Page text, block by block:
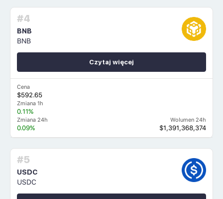
#4
BNB
BNB
Cena
$592.65
Zmiana 1h
0.11%
Zmiana 24h
0.09%
Wolumen 24h
$1,391,368,374
Czytaj więcej
#5
USDC
USDC